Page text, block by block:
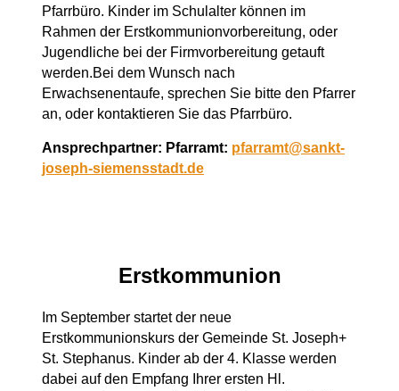
Pfarrbüro. Kinder im Schulalter können im
Rahmen der Erstkommunionvorbereitung, oder
Jugendliche bei der Firmvorbereitung getauft
werden.Bei dem Wunsch nach
Erwachsenentaufe, sprechen Sie bitte den Pfarrer
an, oder kontaktieren Sie das Pfarrbüro.
Ansprechpartner: Pfarramt: pfarramt@sankt-
joseph-siemensstadt.de
Erstkommunion
Im September startet der neue
Erstkommunionskurs der Gemeinde St. Joseph+
St. Stephanus. Kinder ab der 4. Klasse werden
dabei auf den Empfang Ihrer ersten Hl.